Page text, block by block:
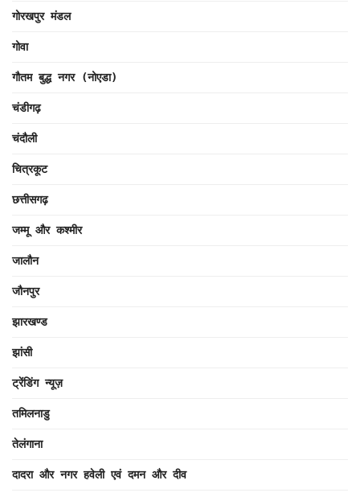
गोरखपुर मंडल
गोवा
गौतम बुद्ध नगर (नोएडा)
चंडीगढ़
चंदौली
चित्रकूट
छत्तीसगढ़
जम्मू और कश्मीर
जालौन
जौनपुर
झारखण्ड
झांसी
ट्रेंडिंग न्यूज़
तमिलनाडु
तेलंगाना
दादरा और नगर हवेली एवं दमन और दीव